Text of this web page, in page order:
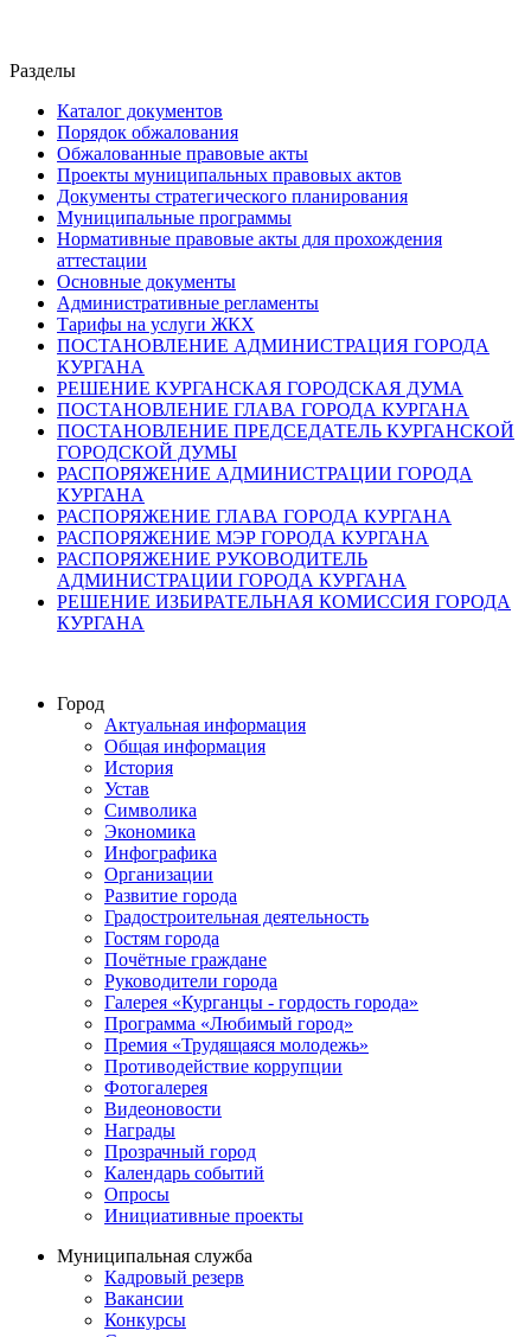
Разделы
Каталог документов
Порядок обжалования
Обжалованные правовые акты
Проекты муниципальных правовых актов
Документы стратегического планирования
Муниципальные программы
Нормативные правовые акты для прохождения
аттестации
Основные документы
Административные регламенты
Тарифы на услуги ЖКХ
ПОСТАНОВЛЕНИЕ АДМИНИСТРАЦИЯ ГОРОДА
КУРГАНА
РЕШЕНИЕ КУРГАНСКАЯ ГОРОДСКАЯ ДУМА
ПОСТАНОВЛЕНИЕ ГЛАВА ГОРОДА КУРГАНА
ПОСТАНОВЛЕНИЕ ПРЕДСЕДАТЕЛЬ КУРГАНСКОЙ
ГОРОДСКОЙ ДУМЫ
РАСПОРЯЖЕНИЕ АДМИНИСТРАЦИИ ГОРОДА
КУРГАНА
РАСПОРЯЖЕНИЕ ГЛАВА ГОРОДА КУРГАНА
РАСПОРЯЖЕНИЕ МЭР ГОРОДА КУРГАНА
РАСПОРЯЖЕНИЕ РУКОВОДИТЕЛЬ
АДМИНИСТРАЦИИ ГОРОДА КУРГАНА
РЕШЕНИЕ ИЗБИРАТЕЛЬНАЯ КОМИССИЯ ГОРОДА
КУРГАНА
Город
Актуальная информация
Общая информация
История
Устав
Символика
Экономика
Инфографика
Организации
Развитие города
Градостроительная деятельность
Гостям города
Почётные граждане
Руководители города
Галерея «Курганцы - гордость города»
Программа «Любимый город»
Премия «Трудящаяся молодежь»
Противодействие коррупции
Фотогалерея
Видеоновости
Награды
Прозрачный город
Календарь событий
Опросы
Инициативные проекты
Муниципальная служба
Кадровый резерв
Вакансии
Конкурсы